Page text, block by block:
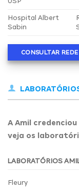
Hospital Albert
Sabin
CONSULTAR
A Amil
veja os
LABORATÓRIOS
Fleury